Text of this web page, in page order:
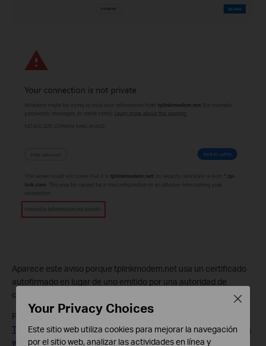
Aparece este aviso porque tplinkmodem.net usa un certificado
autofirmado en lugar de uno emitido por una autoridad de
confianza. Es normal y tu conexión sigue siendo segura.
Para más detalles, consulta:¿Por qué la interfaz web HTTPS de
TP-Link es detectada como no segura por algunos navegadores
web?
Your Privacy Choices
Este sitio web utiliza cookies para mejorar la navegación
por el sitio web, analizar las actividades en línea y
Close